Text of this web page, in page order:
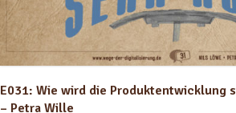
E031: Wie wird die Produktentwicklung
– Petra Wille